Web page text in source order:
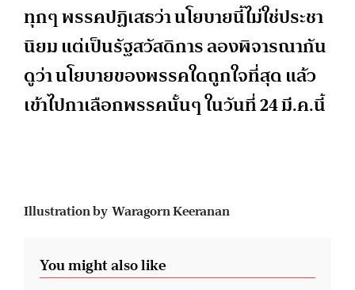
ทุกๆ พรรคปฏิเสธว่า นโยบายนี้ไม่ใช่ประชา
นิยม แต่เป็นรัฐสวัสดิการ ลองพิจารณากัน
ดูว่า นโยบายของพรรคใดถูกใจที่สุด แล้ว
เข้าไปกาเลือกพรรคนั้นๆ ในวันที่ 24 มี.ค.นี้
Illustration by Waragorn Keeranan
You might also like